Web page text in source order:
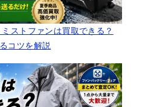
ストファンは買取できる？
コツを解説